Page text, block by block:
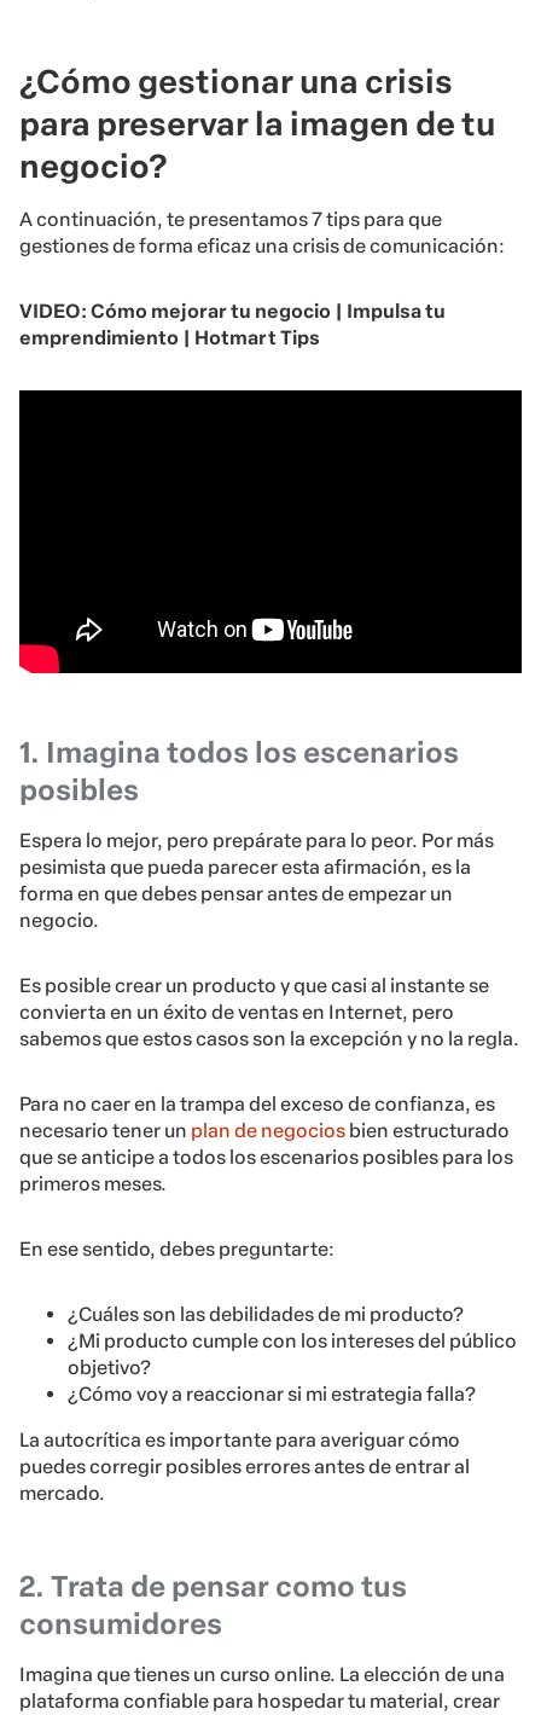
¿Cómo gestionar una crisis
para preservar la imagen de tu
negocio?
A continuación, te presentamos 7 tips para que
gestiones de forma eficaz una crisis de comunicación:
VIDEO: Cómo mejorar tu negocio | Impulsa tu
emprendimiento | Hotmart Tips
1. Imagina todos los escenarios
posibles
Espera lo mejor, pero prepárate para lo peor. Por más
pesimista que pueda parecer esta afirmación, es la
forma en que debes pensar antes de empezar un
negocio.
Es posible crear un producto y que casi al instante se
convierta en un éxito de ventas en Internet, pero
sabemos que estos casos son la excepción y no la regla.
Para no caer en la trampa del exceso de confianza, es
necesario tener un plan de negocios bien estructurado
que se anticipe a todos los escenarios posibles para los
primeros meses.
En ese sentido, debes preguntarte:
¿Cuáles son las debilidades de mi producto?
¿Mi producto cumple con los intereses del público
objetivo?
¿Cómo voy a reaccionar si mi estrategia falla?
La autocrítica es importante para averiguar cómo
puedes corregir posibles errores antes de entrar al
mercado.
2. Trata de pensar como tus
consumidores
Imagina que tienes un curso online. La elección de una
plataforma confiable para hospedar tu material, crear